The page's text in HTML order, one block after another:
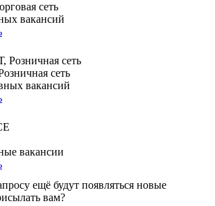
сеть
вакансий
сеть
вакансий
вакансии
ещё будут появляться новые
вам?